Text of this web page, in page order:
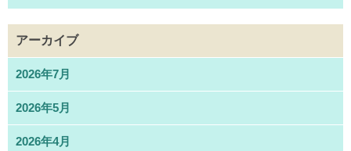
アーカイブ
2026年7月
2026年5月
2026年4月